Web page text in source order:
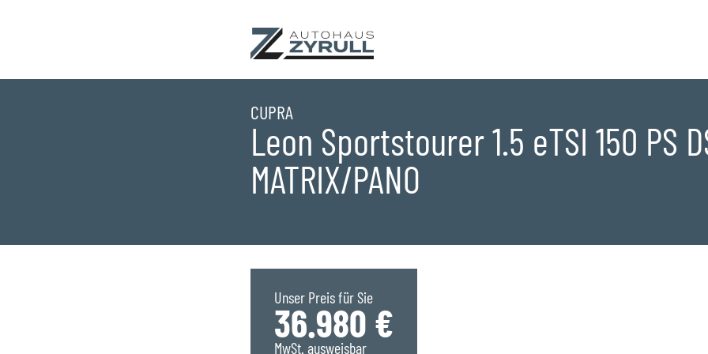
Startseite
Standorte
Saarwellingen
St. Wendel
Marken
Übersicht
Service
CUPRA
Leon Sportstourer 1.5 eTSI 150 PS
MATRIX/PANO
Unser Preis für Sie
36.980 €
MwSt. ausweisbar